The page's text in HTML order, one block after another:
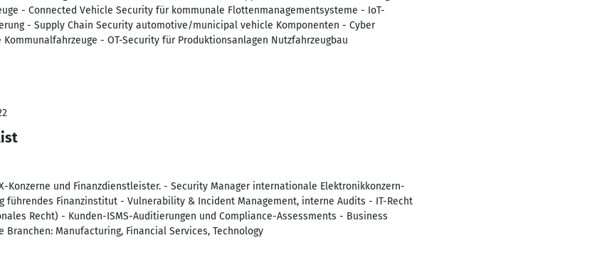
- Connected Vehicle Security für kommunale Flottenmanagementsysteme - IoT-
- Supply Chain Security automotive/municipal vehicle Komponenten - Cyber
- OT-Security für Produktionsanlagen Nutzfahrzeugbau
Konzerne und Finanzdienstleister. - Security Manager internationale Elektronikkonzern-
führendes Finanzinstitut - Vulnerability & Incident Management, interne Audits - IT-Recht
Recht) - Kunden-ISMS-Auditierungen und Compliance-Assessments - Business
Manufacturing, Financial Services, Technology